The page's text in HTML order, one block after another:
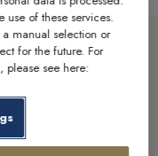
Schätze
of these services.
manual selection or
for the future. For
please see here: